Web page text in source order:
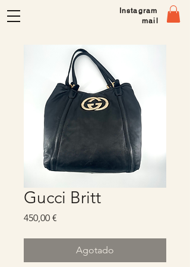
Instagram
mail
Gucci Britt
450,00 €
Agotado